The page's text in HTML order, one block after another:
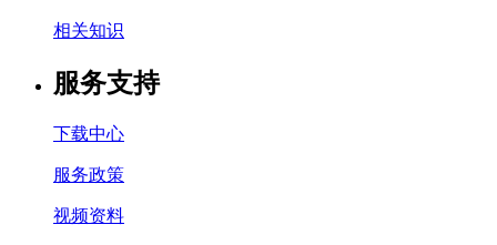
相关知识
服务支持
下载中心
服务政策
视频资料